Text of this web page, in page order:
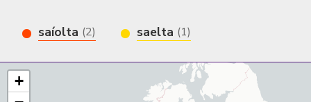
saíolta (2) saelta (1)
+